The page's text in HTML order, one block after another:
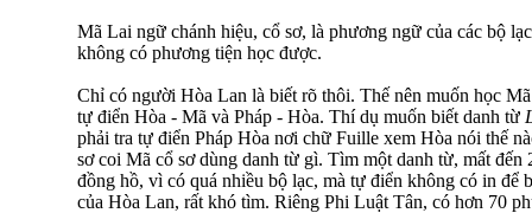
Mã Lai ngữ chánh hiệu, cổ sơ, là phương ngữ của các bộ
không có phương tiện học được.
Chỉ có người Hòa Lan là biết rõ thôi. Thế nên muốn học
tự điển Hòa - Mã và Pháp - Hòa. Thí dụ muốn biết danh từ
phải tra tự điển Pháp Hòa nơi chữ Fuille xem Hòa nói thế
sơ coi Mã cổ sơ dùng danh từ gì. Tìm một danh từ, mất
đồng hồ, vì có quá nhiều bộ lạc, mà tự điển không có in để
của Hòa Lan, rất khó tìm. Riêng Phi Luật Tân, có hơn 70